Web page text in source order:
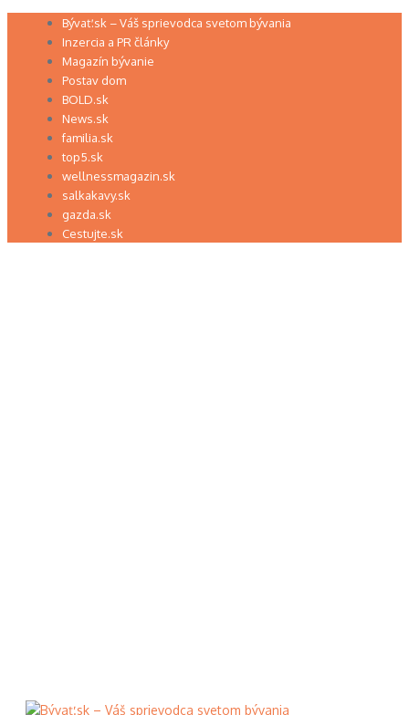
Preskočiť Bývať.sk – Váš sprievodca svetom bývania
Inzercia a PR články
Magazín bývanie
Postav dom
BOLD.sk
News.sk
familia.sk
top5.sk
wellnessmagazin.sk
salkakavy.sk
gazda.sk
Cestujte.sk